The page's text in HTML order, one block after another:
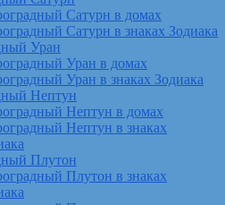
Сатурн в домах
Сатурн в знаках Зодиака
Уран
Уран в домах
Уран в знаках Зодиака
Нептун
Нептун в домах
Нептун в знаках
Плутон
Плутон в знаках